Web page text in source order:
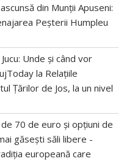
din Munții Apuseni:
Peșterii Humpleu
Unde și când vor
la Relațiile
Țărilor de Jos, la un nivel
70 de euro și opțiuni de
găsești săli libere -
europeană care